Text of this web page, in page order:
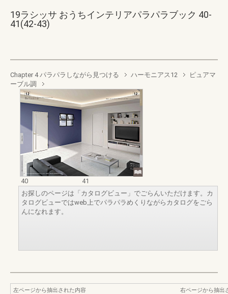
19ラシッサ おうちインテリアパラパラブック 40-
41(42-43)
Chapter 4 パラパラしながら見つける ハーモニアス12
ピュアマ
ーブル調
40
41
お探しのページは「カタログビュー」でごらんいただけます。カ
タログビューではweb上でパラパラめくりながらカタログをごら
んになれます。
左ページから抽出された内容
右ページから抽出